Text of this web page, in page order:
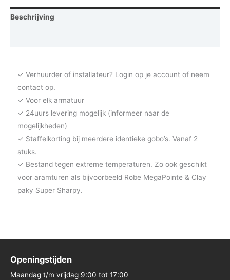
Beschrijving
✓ Verhuurder of installateur? Login op je account of neem
contact op.
✓ Voor elk armatuur
✓ 24uurs levering mogelijk (informeer naar de
mogelijkheden)
✓ Staffelkorting bij meerdere identieke gobo’s. Vanaf 2
stuks.
✓ Bestand tegen extreme temperaturen. Zo ook geschikt
voor aramturen als bijvoorbeeld Robe MegaPointe & Clay
paky Super Sharpy.
Openingstijden
Maandag t/m vrijdag 9:00 tot 17:00